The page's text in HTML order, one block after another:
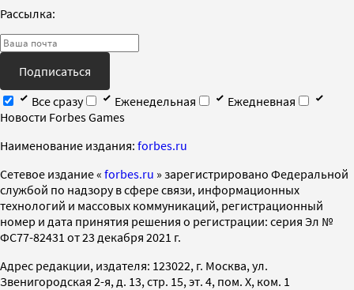
Рассылка:
Подписаться
Все сразу
Еженедельная
Ежедневная
Новости Forbes Games
Наименование издания: forbes.ru
Cетевое издание « forbes.ru » зарегистрировано Федеральной
службой по надзору в сфере связи, информационных
технологий и массовых коммуникаций, регистрационный
номер и дата принятия решения о регистрации: серия Эл №
ФС77-82431 от 23 декабря 2021 г.
Адрес редакции, издателя: 123022, г. Москва, ул.
Звенигородская 2-я, д. 13, стр. 15, эт. 4, пом. X, ком. 1